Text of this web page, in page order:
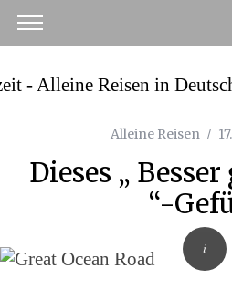
Alleine Reisen
Dieses „
“-